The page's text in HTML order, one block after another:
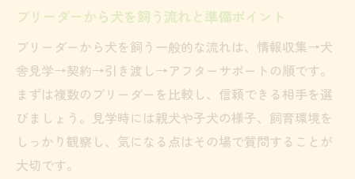
ブリーダーから犬を飼う流れと準備ポイント
ブリーダーから犬を飼う一般的な流れは、情報収集→犬
舎見学→契約→引き渡し→アフターサポートの順です。
まずは複数のブリーダーを比較し、信頼できる相手を選
びましょう。見学時には親犬や子犬の様子、飼育環境を
しっかり観察し、気になる点はその場で質問することが
大切です。